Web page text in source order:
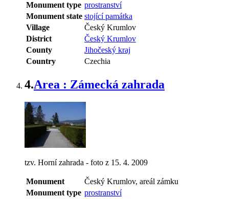
Monument type prostranství
Monument state stojící památka
Village
Český Krumlov
District
Český Krumlov
County
Jihočeský kraj
Country
Czechia
4.Area : Zámecká zahrada
tzv. Horní zahrada - foto z 15. 4. 2009
Monument
Český Krumlov, areál zámku
Monument type prostranství